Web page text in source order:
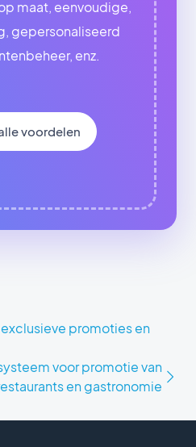
maat, eenvoudige,
gepersonaliseerd
enz.
voordelen
promoties en
voor promotie van
en gastronomie